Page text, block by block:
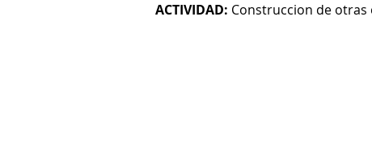
ACTIVIDAD: Construccion de